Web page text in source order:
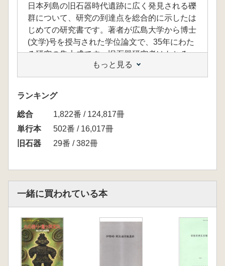
日本列島の旧石器時代遺跡に広く発見される礫
群について、研究の到達点を総合的に示したは
じめての研究書です。著者が広島大学から博士
(文学)号を授与された学位論文で、35年にわた
る研究の集大成です。旧石器研究者はもちろ
ん、縄文時代の集石の研究にも参照すべき重要
な研究書です。(パンフレットより抜粋)
<本書の構成>
1.礫群の定義
礫群の定義を、配石など他の遺構との比較をと
おして明確にした。
2.研究史
資料との関係など、重要な属性の分析例を示し
4.実験考古学研究
礫の割れ、平面分布、熱に関する特性につい
て、実験研究による中範囲理論の確立を試み
た。
もっと見る
ランキング
総合
1,822番 / 124,817冊
単行本
502番 / 16,017冊
旧石器
29番 / 382冊
一緒に買われている本